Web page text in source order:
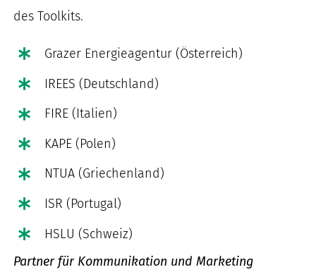
des Toolkits.
Grazer Energieagentur (Österreich)
IREES (Deutschland)
FIRE (Italien)
KAPE (Polen)
NTUA (Griechenland)
ISR (Portugal)
HSLU (Schweiz)
Partner für Kommunikation und Marketing